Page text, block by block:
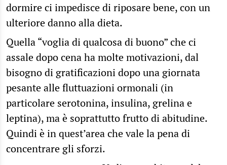
dormire ci impedisce di riposare bene, con un
ulteriore danno alla dieta.
Quella “voglia di qualcosa di buono” che ci
assale dopo cena ha molte motivazioni, dal
bisogno di gratificazioni dopo una giornata
pesante alle fluttuazioni ormonali (in
particolare serotonina, insulina, grelina e
leptina), ma è soprattutto frutto di abitudine.
Quindi è in quest’area che vale la pena di
concentrare gli sforzi.